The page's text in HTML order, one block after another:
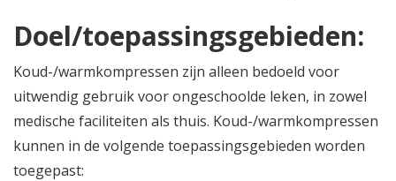
CONSUMER PRODUCTS
TECHNICAL PRODUCTS
COMPANY
Doel/toepassingsgebieden:
Koud-/warmkompressen zijn alleen bedoeld voor
uitwendig gebruik voor ongeschoolde leken, in zowel
medische faciliteiten als thuis. Koud-/warmkompressen
kunnen in de volgende toepassingsgebieden worden
toegepast: